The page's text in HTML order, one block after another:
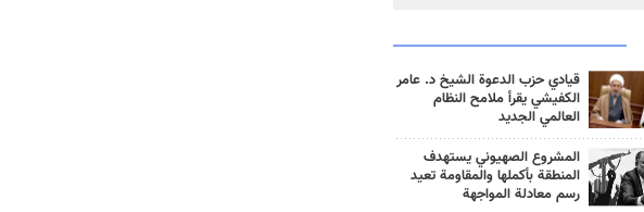
قيادي حزب الدعوة الشيخ د. عامر
الكفيشي يقرأ ملامح النظام
العالمي الجديد
المشروع الصهيوني يستهدف
المنطقة بأكملها والمقاومة تعيد
رسم معادلة المواجهة